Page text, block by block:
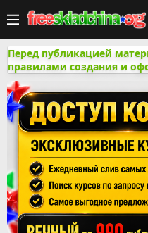
Перед публикацией
правилами создания и